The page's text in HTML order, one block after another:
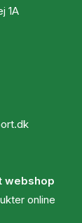
1A
webshop
online